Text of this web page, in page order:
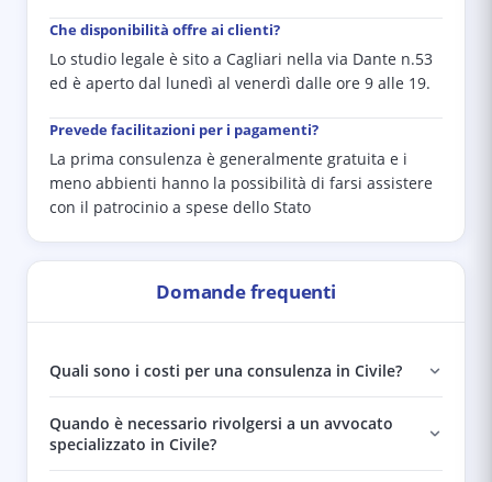
Che disponibilità offre ai clienti?
Lo studio legale è sito a Cagliari nella via Dante n.53
ed è aperto dal lunedì al venerdì dalle ore 9 alle 19.
Prevede facilitazioni per i pagamenti?
La prima consulenza è generalmente gratuita e i
meno abbienti hanno la possibilità di farsi assistere
con il patrocinio a spese dello Stato
Domande frequenti
Quali sono i costi per una consulenza in Civile?
Quando è necessario rivolgersi a un avvocato
specializzato in Civile?